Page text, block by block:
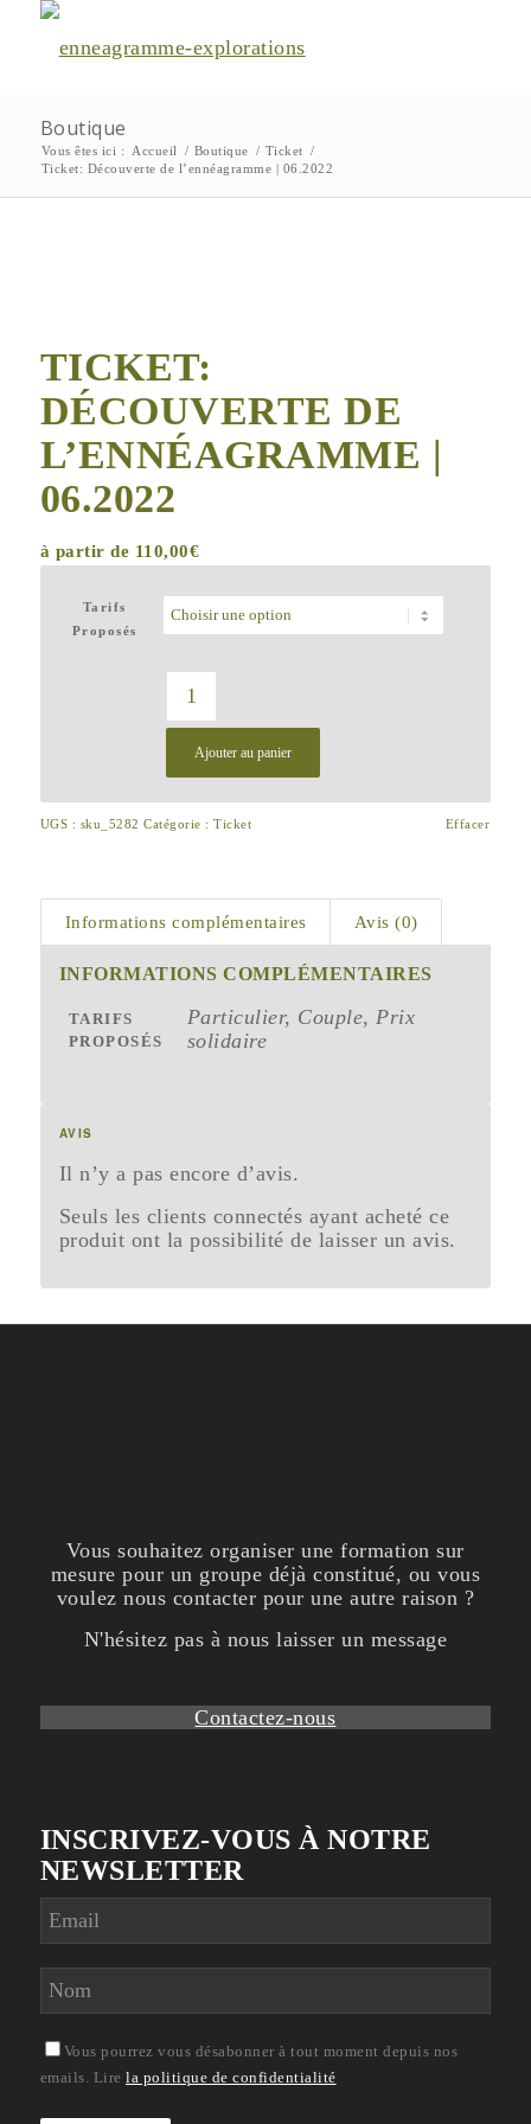
Boutique
Vous êtes ici : Accueil / Boutique / Ticket /
Ticket: Découverte de l’ennéagramme | 06.2022
TICKET:
DÉCOUVERTE DE
L’ENNÉAGRAMME |
06.2022
à partir de 110,00€
Tarifs
Proposés
Effacer
Ajouter au panier
UGS : sku_5282 Catégorie :Ticket
Informations complémentaires Avis (0)
INFORMATIONS COMPLÉMENTAIRES
TARIFS
PROPOSÉS
Particulier, Couple, Prix
solidaire
AVIS
Il n’y a pas encore d’avis.
Seuls les clients connectés ayant acheté ce
produit ont la possibilité de laisser un avis.
Vous souhaitez organiser une formation sur
mesure pour un groupe déjà constitué, ou vous
voulez nous contacter pour une autre raison ?
N'hésitez pas à nous laisser un message
Contactez-nous
INSCRIVEZ-VOUS À NOTRE
NEWSLETTER
Vous pourrez vous désabonner à tout moment depuis nos
emails. Lirela politique de confidentialité